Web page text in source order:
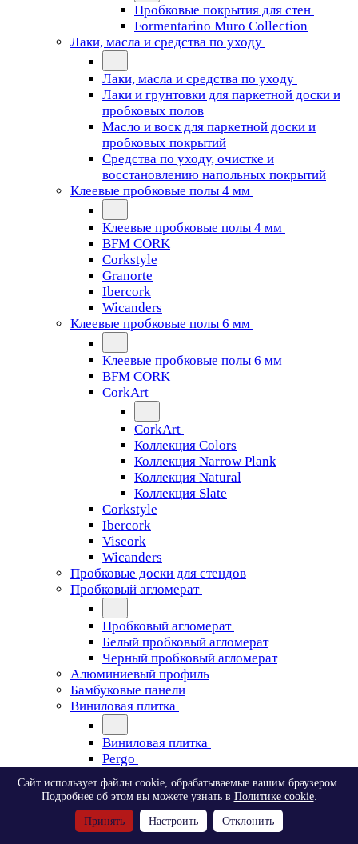
Пробковые покрытия для стен
Formentarino Muro Collection
Лаки, масла и средства по уходу
Лаки, масла и средства по уходу
Лаки и грунтовки для паркетной доски и
пробковых полов
Масло и воск для паркетной доски и
пробковых покрытий
Средства по уходу, очистке и
восстановлению напольных покрытий
Клеевые пробковые полы 4 мм
Клеевые пробковые полы 4 мм
BFM CORK
Corkstyle
Granorte
Ibercork
Wicanders
Клеевые пробковые полы 6 мм
Клеевые пробковые полы 6 мм
BFM CORK
CorkArt
CorkArt
Коллекция Colors
Коллекция Narrow Plank
Коллекция Natural
Коллекция Slate
Corkstyle
Ibercork
Viscork
Wicanders
Пробковые доски для стендов
Пробковый агломерат
Пробковый агломерат
Белый пробковый агломерат
Черный пробковый агломерат
Алюминиевый профиль
Бамбуковые панели
Виниловая плитка
Виниловая плитка
Pergo
Pergo
Classic Plank Optimum Glue
Modern Plank Optimum Glue
Сайт использует файлы cookie, обрабатываемые вашим браузером.
Подробнее об этом вы можете узнать в Политике cookie.
Принять Настроить Отклонить